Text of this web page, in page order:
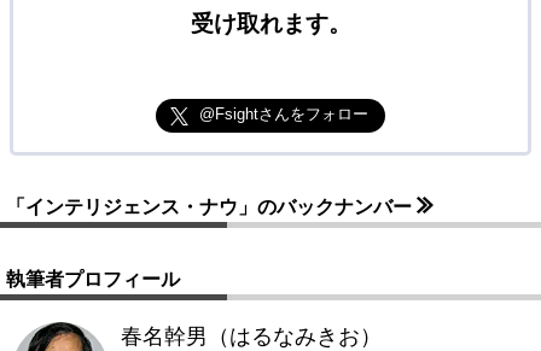
受け取れます。
@Fsightさんをフォロー
「インテリジェンス・ナウ」のバックナンバー
執筆者プロフィール
春名幹男（はるなみきお）